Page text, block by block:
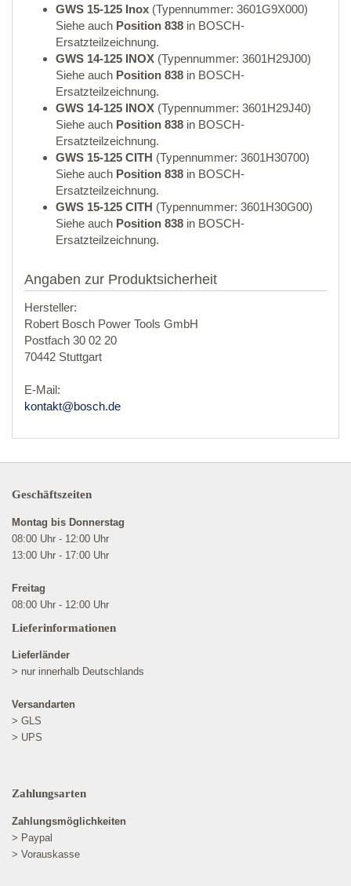
GWS 15-125 Inox (Typennummer: 3601G9X000)
Siehe auch Position 838 in BOSCH-
Ersatzteilzeichnung.
GWS 14-125 INOX (Typennummer: 3601H29J00)
Siehe auch Position 838 in BOSCH-
Ersatzteilzeichnung.
GWS 14-125 INOX (Typennummer: 3601H29J40)
Siehe auch Position 838 in BOSCH-
Ersatzteilzeichnung.
GWS 15-125 CITH (Typennummer: 3601H30700)
Siehe auch Position 838 in BOSCH-
Ersatzteilzeichnung.
GWS 15-125 CITH (Typennummer: 3601H30G00)
Siehe auch Position 838 in BOSCH-
Ersatzteilzeichnung.
Angaben zur Produktsicherheit
Hersteller:
Robert Bosch Power Tools GmbH
Postfach 30 02 20
70442 Stuttgart
E-Mail:
kontakt@bosch.de
Geschäftszeiten
Montag bis Donnerstag
08:00 Uhr - 12:00 Uhr
13:00 Uhr - 17:00 Uhr
Freitag
08:00 Uhr - 12:00 Uhr
Lieferinformationen
Lieferländer
> nur innerhalb Deutschlands
Versandarten
> GLS
> UPS
Zahlungsarten
Zahlungsmöglichkeiten
> Paypal
> Vorauskasse